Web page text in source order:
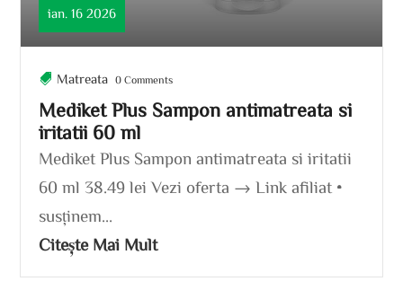
Mediket Plus Sampon antimatreata si
iritatii 60 ml
ian. 16 2026
Matreata 0 Comments
Mediket Plus Sampon antimatreata si iritatii
60 ml 38.49 lei Vezi oferta → Link afiliat •
susținem...
Citește Mai Mult